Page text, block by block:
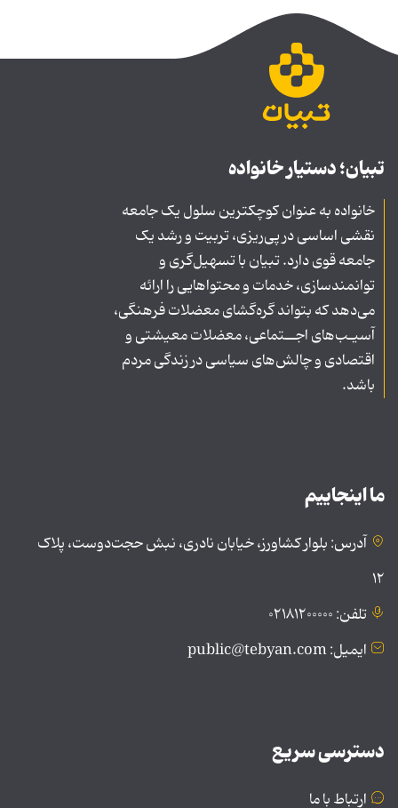
تبیان؛ دستیار خانواده
خانواده به عنوان کوچکترین سلول یک جامعه
نقشی اساسی در پی‌ریزی، تربیت و رشد یک
جامعه قوی دارد. تبیان با تسهیل‌گری و
توانمندسازی، خدمات و محتواهایی را ارائه
می‌دهد که بتواند گره‌گشای معضلات فرهنگی،
آسیـب‌های اجــتماعی، معضلات معیشتی و
اقتصادی و چالش‌های سیاسی در زندگی مردم
باشد.
ما اینجاییم
آدرس: بلوار کشاورز، خیابان نادری، نبش حجت‌دوست، پلاک
۱۲
تلفن: ۰۲۱۸۱۲۰۰۰۰۰
ایمیل: public@tebyan.com
دسترسی سریع
ارتباط با ما